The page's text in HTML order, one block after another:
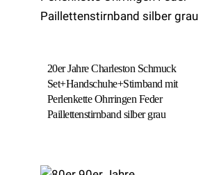
20er Jahre Charleston Schmuck
Set+Handschuhe+Stirnband mit
Perlenkette Ohrringen Feder
Paillettenstirnband silber grau